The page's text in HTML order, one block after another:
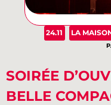
SOIRÉE
BELLE
24.11 LA